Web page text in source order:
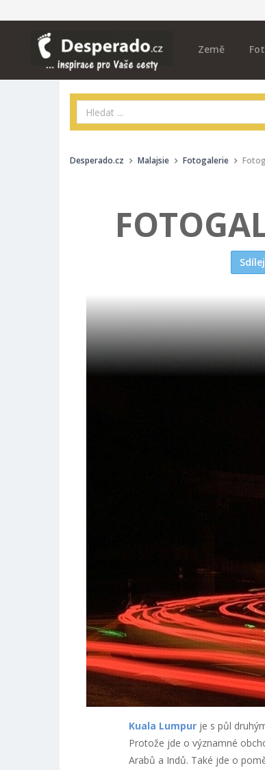
Země
Desperado.cz Malajsie Fotogalerie
Kuala Lumpurje s půl
Protože jde o významné
Arabů a Indů. Také jde o